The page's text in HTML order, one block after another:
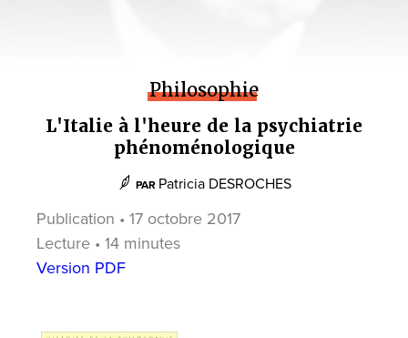
Philosophie
L'Italie à l'heure de la psychiatrie
phénoménologique
PAR Patricia DESROCHES
Publication • 17 octobre 2017
Lecture • 14 minutes
Version PDF